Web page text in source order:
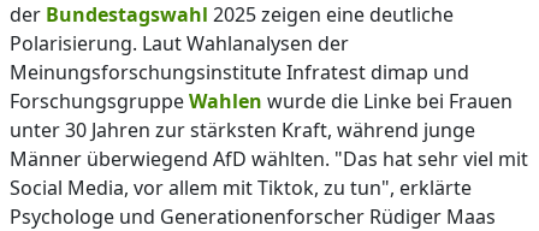
der Bundestagswahl 2025 zeigen eine deutliche
Polarisierung. Laut Wahlanalysen der
Meinungsforschungsinstitute Infratest dimap und
ForschungsgruppeWahlen wurde die Linke bei Frauen
unter 30 Jahren zur stärksten Kraft, während junge
Männer überwiegend AfD wählten. "Das hat sehr viel mit
Social Media, vor allem mit Tiktok, zu tun", erklärte
Psychologe und Generationenforscher Rüdiger Maas